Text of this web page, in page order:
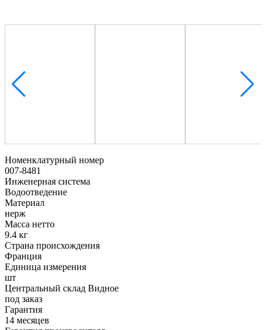
Номенклатурный номер
007-8481
Инженерная система
Водоотведение
Материал
нерж
Масса нетто
9.4 кг
Страна происхождения
Франция
Единица измерения
шт
Центральный склад Видное
под заказ
Гарантия
14 месяцев